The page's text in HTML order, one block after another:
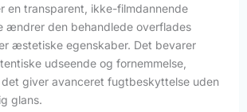
en transparent, ikke-filmdannende
ændrer den behandlede overflades
æstetiske egenskaber. Det bevarer
udseende og fornemmelse,
giver avanceret fugtbeskyttelse uden
glans.